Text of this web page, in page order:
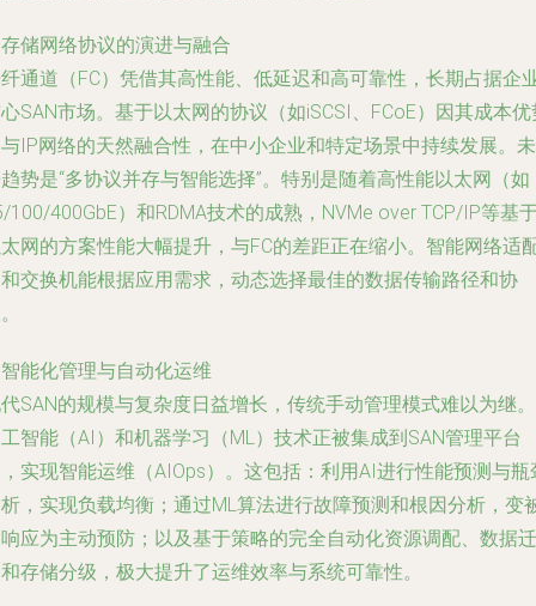
存储网络协议的演进与融合
通道（FC）凭借其高性能、低延迟和高可靠性，长期占据企
SAN市场。基于以太网的协议（如iSCSI、FCoE）因其成本优
IP网络的天然融合性，在中小企业和特定场景中持续发展。未
势是“多协议并存与智能选择”。特别是随着高性能以太网（如
100/400GbE）和RDMA技术的成熟，NVMe over TCP/IP等基
网的方案性能大幅提升，与FC的差距正在缩小。智能网络适
交换机能根据应用需求，动态选择最佳的数据传输路径和协
智能化管理与自动化运维
SAN的规模与复杂度日益增长，传统手动管理模式难以为继。
智能（AI）和机器学习（ML）技术正被集成到SAN管理平台
实现智能运维（AIOps）。这包括：利用AI进行性能预测与瓶
，实现负载均衡；通过ML算法进行故障预测和根因分析，变
应为主动预防；以及基于策略的完全自动化资源调配、数据迁
存储分级，极大提升了运维效率与系统可靠性。